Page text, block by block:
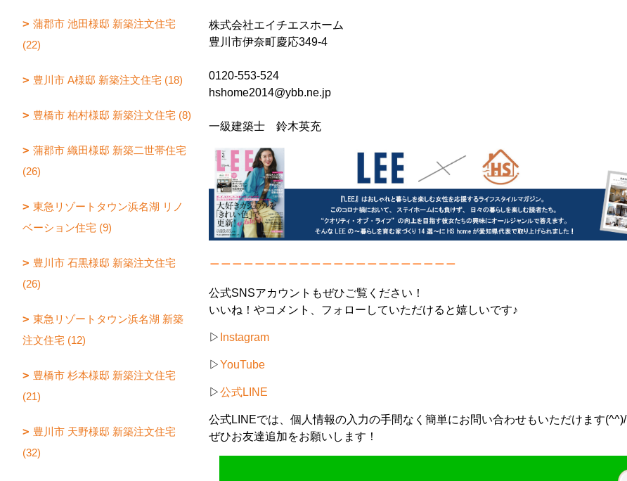
株式会社エイチエスホーム
豊川市伊奈町慶応349-4
0120-553-524
hshome2014@ybb.ne.jp
一級建築士 鈴木英充
公式SNSアカウントもぜひご覧ください！
いいね！やコメント、フォローしていただけると嬉しいです♪
▷ Instagram
▷ YouTube
▷公式LINE
公式LINEでは、個人情報の入力の手間なく簡単にお問い合わせもいただけます(^^)/
ぜひお友達追加をお願いします！
蒲郡市 池田様邸 新築注文住宅
(22)
豊川市 A様邸 新築注文住宅 (18)
豊橋市 柏村様邸 新築注文住宅 (8)
蒲郡市 織田様邸 新築二世帯住宅
(26)
東急リゾートタウン浜名湖 リノ
ベーション住宅 (9)
豊川市 石黒様邸 新築注文住宅
(26)
東急リゾートタウン浜名湖 新築
注文住宅 (12)
豊橋市 杉本様邸 新築注文住宅
(21)
豊川市 天野様邸 新築注文住宅
(32)